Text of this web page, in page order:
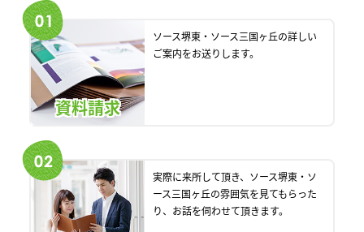
資料請求
ソース堺東・ソース三国ヶ丘の詳しい
ご案内をお送りします。
実際に来所して頂き、ソース堺東・ソ
ース三国ヶ丘の雰囲気を見てもらった
り、お話を伺わせて頂きます。